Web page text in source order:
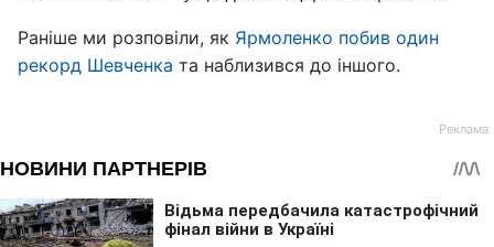
Раніше ми розповіли, як Ярмоленко побив один
рекорд Шевченка та наблизився до іншого.